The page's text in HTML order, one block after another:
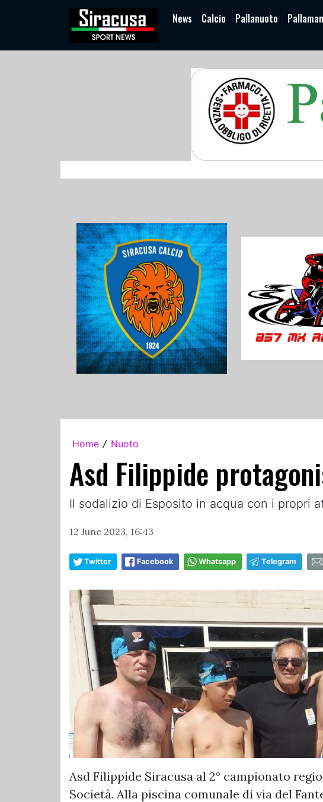
News Calcio Pallanuoto
Home / Nuoto
Asd Filippide
Il sodalizio di Esposito in acqua con i propri
12 June 2023, 16:43
Twitter Facebook Whatsapp Telegram
Asd Filippide Siracusa al 2° campionato
Società. Alla piscina comunale di via del